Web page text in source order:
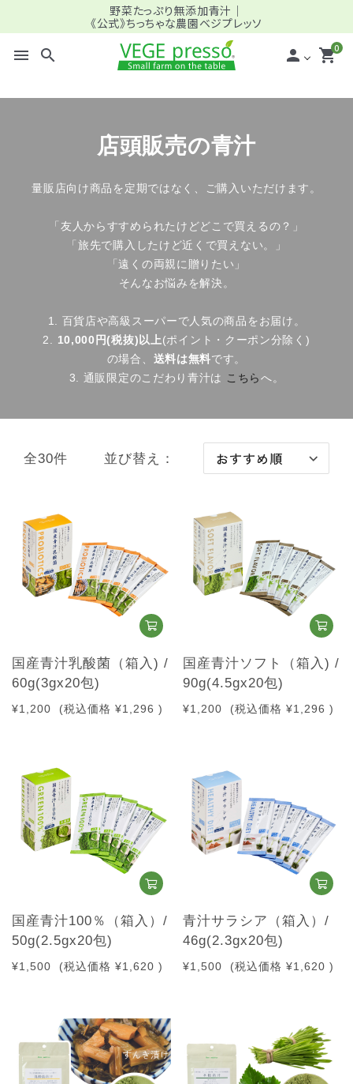
野菜たっぷり無添加青汁｜
《公式》ちっちゃな農園ベジプレッソ
menu search person 0
shopping_cart
ログイン person 新規会員登録
全商品一覧
＿バリュー (定期) ファミリー向け
＿パーソナライズ (定期) プロ仕様
＿定期コース(上記3つ)のおためしセット
＿店頭販売の青汁(単回)
ABOUT US
BLOG
CONCEPT
close
店頭販売の青汁
量販店向け商品を定期ではなく、ご購入いただけます。
「友人からすすめられたけどどこで買えるの？」
「旅先で購入したけど近くで買えない。」
「遠くの両親に贈りたい」
そんなお悩みを解決。
1. 百貨店や高級スーパーで人気の商品をお届け。
2. 10,000円(税抜)以上(ポイント・クーポン分除く)
の場合、 送料は無料です。
3. 通販限定のこだわり青汁は こちらへ。
全30件 並び替え：
国産青汁乳酸菌（箱入) /
60g(3gx20包)
¥1,200 (税込価格 ¥1,296 )
国産青汁ソフト（箱入) /
90g(4.5gx20包)
¥1,200 (税込価格 ¥1,296 )
国産青汁100％（箱入）/
50g(2.5gx20包)
¥1,500 (税込価格 ¥1,620 )
青汁サラシア（箱入）/
46g(2.3gx20包)
¥1,500 (税込価格 ¥1,620 )